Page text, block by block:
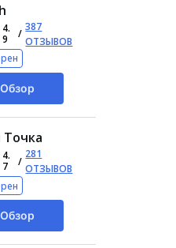
4.
9
/
387
ОТЗЫВОВ
Обзор
4.
7
/
281
ОТЗЫВОВ
Обзор